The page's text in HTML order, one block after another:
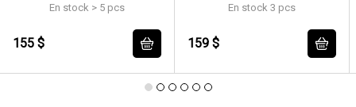
En stock > 5 pcs
155 $
En stock 3 pcs
159 $